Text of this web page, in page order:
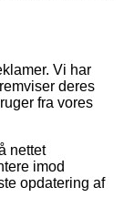
Vi har
deres
fra vores
nettet
imod
opdatering af